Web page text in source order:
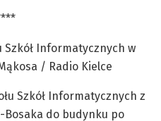
Szkół Informatycznych z
Bosaka do budynku po